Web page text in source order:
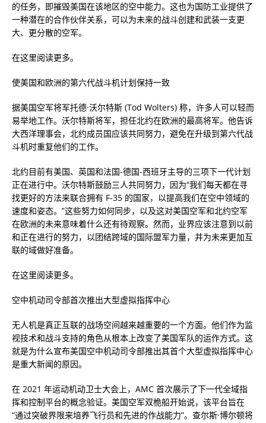
的任务，即摧毁美国在该地区的空中能力。这也为国防工业提供了
一种潜在的合作伙伴关系，可以为未来的战斗创建和武装一支更
大、更分散的空军。
在这里阅读更多。
使美国和欧洲的第六代战斗机计划保持一致
据美国空军将军托德·沃尔特斯 (Tod Wolters) 称，许多人可以轻而
易举地工作。沃尔特斯将军，担任北约在欧洲的最高将军。他告诉
大西洋理事会，北约成员国应该共同努力，避免在升级到第六代战
斗机时重复他们的工作。
北约目前有美国、英国和法国-德国-西班牙主导的三项下一代计划
正在进行中。沃尔特斯鼓励三人共同努力，因为“我们每天都在寻
找更好的方法来联合拥有 F-35 的国家，以提高我们在空中领域的
速度和姿态。”这些努力如何同步，以及这对美国空军和北约空军
在欧洲的未来意味着什么还有待观察。然而，业界应该注意到以前
和正在进行的努力，以团结跨域的国际盟军力量，并为未来更加互
联的域做好准备。
在这里阅读更多。
空中机动司令部首次推出大型虚拟指挥中心
无人机是真正互联的战场空间越来越重要的一个方面。他们作为监
视技术和战斗支持的角色从根本上改变了美国军队的运作方式。这
就是为什么宣布美国空中机动司令部推出其首个大型虚拟指挥中心
是重大新闻的原因。
在 2021 年运动机动卫士大会上，AMC 首次展示了下一代全域指
挥和控制平台的概念验证。美国空军双桅船开始说，该平台旨在
“通过突破界限来培养飞行员和先进的作战能力”。查尔斯·博尔顿将